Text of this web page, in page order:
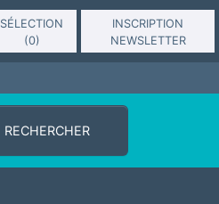
SÉLECTION
(0)
INSCRIPTION
NEWSLETTER
RECHERCHER